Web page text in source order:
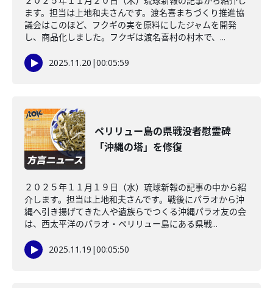
ます。担当は上地和夫さんです。渡名喜まちづくり推進協
議会はこのほど、フクギの実を原料にしたジャムを開発
し、商品化しました。フクギは渡名喜村の村木で、...
2025.11.20 |00:05:59
ペリリュー島の県戦没者慰霊碑
「沖縄の塔」を修復
２０２５年１１月１９日（水）琉球新報の記事の中から紹
介します。担当は上地和夫さんです。戦後にパラオから沖
縄へ引き揚げてきた人や遺族らでつくる沖縄パラオ友の会
は、西太平洋のパラオ・ペリリュー島にある県戦...
2025.11.19 |00:05:50